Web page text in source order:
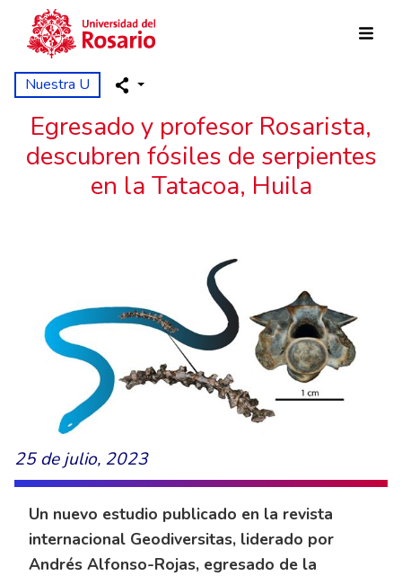
Pasar al contenido principal
Nuestra U
Egresado y profesor Rosarista,
descubren fósiles de serpientes
en la Tatacoa, Huila
25 de julio, 2023
Un nuevo estudio publicado en la revista
internacional Geodiversitas, liderado por
Andrés Alfonso-Rojas, egresado de la